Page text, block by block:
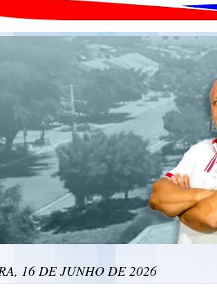
16 DE JUNHO DE 2026